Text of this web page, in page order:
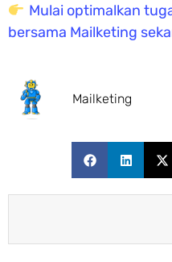
Mulai optimalkan
bersama Mailketing
Mailketing